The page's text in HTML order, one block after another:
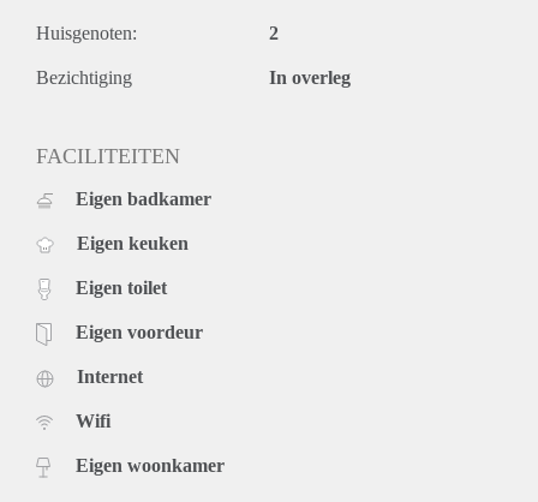
Huisgenoten: 2
Bezichtiging In overleg
FACILITEITEN
Eigen badkamer
Eigen keuken
Eigen toilet
Eigen voordeur
Internet
Wifi
Eigen woonkamer